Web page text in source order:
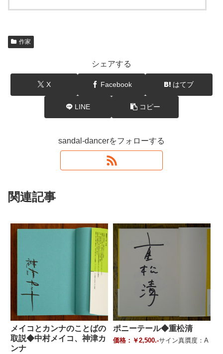
作家
シェアする
X Facebook はてブ
LINE コピー
sandal-dancerをフォローする
関連記事
メイコとカンナのことばの
取説◆中村メイコ、神津カ
ンナ
ポニーテール◆重松清
価格：￥2,500.-サイン真贋度：A